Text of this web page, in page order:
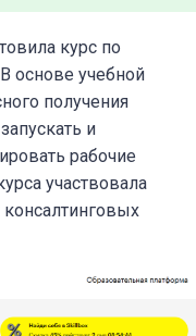
курс по
основе учебной
получения
и
рабочие
участвовала